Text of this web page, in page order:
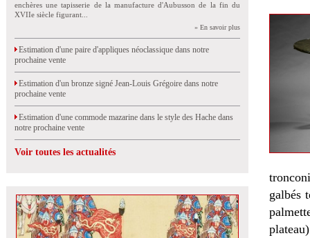
enchères une tapisserie de la manufacture d'Aubusson de la fin du
XVIIe siècle figurant...
» En savoir plus
Estimation d'une paire d'appliques néoclassique dans notre
prochaine vente
Estimation d'un bronze signé Jean-Louis Grégoire dans notre
prochaine vente
Estimation d'une commode mazarine dans le style des Hache dans
notre prochaine vente
Voir toutes les actualités
galbés